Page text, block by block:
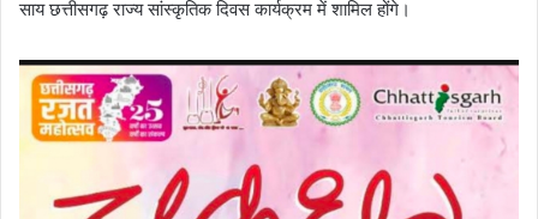
साय छत्तीसगढ़ राज्य सांस्कृतिक दिवस कार्यक्रम में शामिल होंगे।